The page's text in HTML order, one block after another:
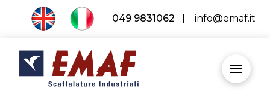
049 9831062 info@emaf.it